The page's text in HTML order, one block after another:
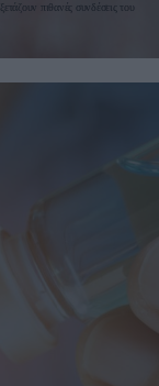
πιθανές συνδέσεις του